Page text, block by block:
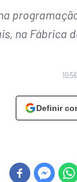
na Fábrica
Definir